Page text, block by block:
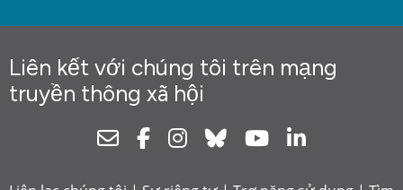
Liên kết với chúng tôi trên mạng
truyền thông xã hội
NewsletterFacebookInstagram
Bluesky Youtube